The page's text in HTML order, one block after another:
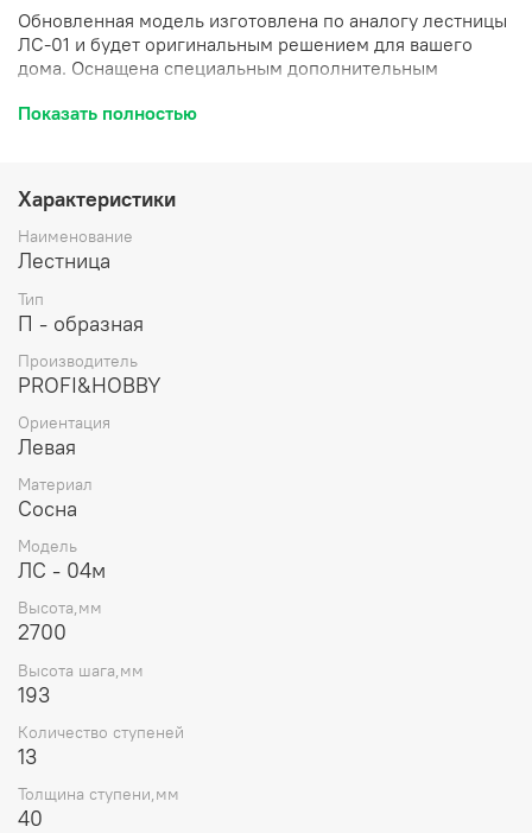
Обновленная модель изготовлена по аналогу лестницы
ЛС-01 и будет оригинальным решением для вашего
дома. Оснащена специальным дополнительным
комфортным и безопасным. Установку лестницы легко
ЛС-04м (под покраску) используется древесина с
незначительными цветовыми изменениями, которые
незаметны при покраске.
Показать полностью
Характеристики
Наименование
Лестница
Тип
П - образная
Производитель
PROFI&HOBBY
Ориентация
Левая
Материал
Сосна
Модель
ЛС - 04м
Высота,мм
2700
Высота шага,мм
193
Количество ступеней
13
Толщина ступени,мм
40